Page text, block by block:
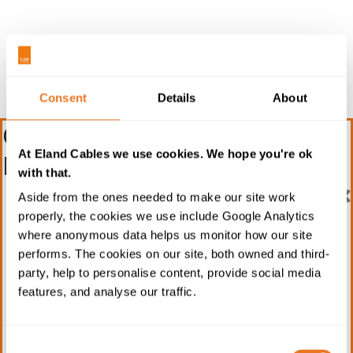
Consent Details About
At Eland Cables we use cookies. We hope you're ok
with that.
Aside from the ones needed to make our site work
properly, the cookies we use include Google Analytics
where anonymous data helps us monitor how our site
performs. The cookies on our site, both owned and third-
party, help to personalise content, provide social media
features, and analyse our traffic.
Course: Construction
Materials Applications
Formation professionnelle
continue sur les câbles –
Formulaire de demande
Remplissez le formulaire ci-dessous pour demander
plus d'informations sur l'une de nos formations